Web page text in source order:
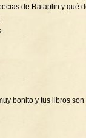
de Rataplin y qué
bonito y tus libros son